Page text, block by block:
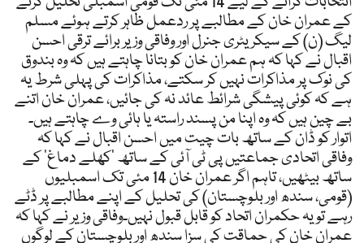
کے عمران خان کے مطالبے پر ردعمل ظاہر کرتے ہوئے مسلم
لیگ (ن) کے سیکریٹری جنرل اور وفاقی وزیر برائے ترقی احسن
اقبال نے کہا کہ ہم عمران خان کو بتانا چاہتے ہیں کہ وہ بندوق
کی نوک پر مذاکرات نہیں کر سکتے، مذاکرات کی پہلی شرط یہ
ہے کہ کوئی پیشگی شرائط عائد نہ کی جائیں، عمران خان اتنے
بے چین ہیں کہ وہ اپنا من پسند راستہ یا ہائی وے چاہتے ہیں۔
اتوار کو ڈان کے ساتھ بات چیت میں احسن اقبال نے کہا کہ
وفاقی اتحادی جماعتیں پی ٹی آئی کے ساتھ ’کھلے دماغ‘ کے
ساتھ بیٹھیں، تاہم اگر عمران خان 14 مئی تک اسمبلیوں
(قومی، سندھ اور بلوچستان) کی تحلیل کے اپنے مطالبے پر ڈٹے
رہے تو یہ حکمران اتحاد کو قابل قبول نہیں۔وفاقی وزیر نے کہا کہ
عمران خان کی حماقت کی سزا سندھ اور بلوچستان کے لوگوں